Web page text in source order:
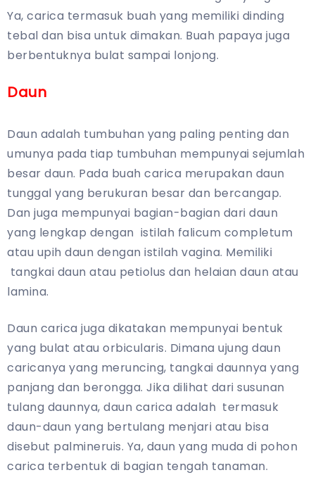
Ya, carica termasuk buah yang memiliki dinding
tebal dan bisa untuk dimakan. Buah papaya juga
berbentuknya bulat sampai lonjong.
Daun
Daun adalah tumbuhan yang paling penting dan
umunya pada tiap tumbuhan mempunyai sejumlah
besar daun. Pada buah carica merupakan daun
tunggal yang berukuran besar dan bercangap.
Dan juga mempunyai bagian-bagian dari daun
yang lengkap dengan istilah falicum completum
atau upih daun dengan istilah vagina. Memiliki
tangkai daun atau petiolus dan helaian daun atau
lamina.
Daun carica juga dikatakan mempunyai bentuk
yang bulat atau orbicularis. Dimana ujung daun
caricanya yang meruncing, tangkai daunnya yang
panjang dan berongga. Jika dilihat dari susunan
tulang daunnya, daun carica adalah termasuk
daun-daun yang bertulang menjari atau bisa
disebut palmineruis. Ya, daun yang muda di pohon
carica terbentuk di bagian tengah tanaman.